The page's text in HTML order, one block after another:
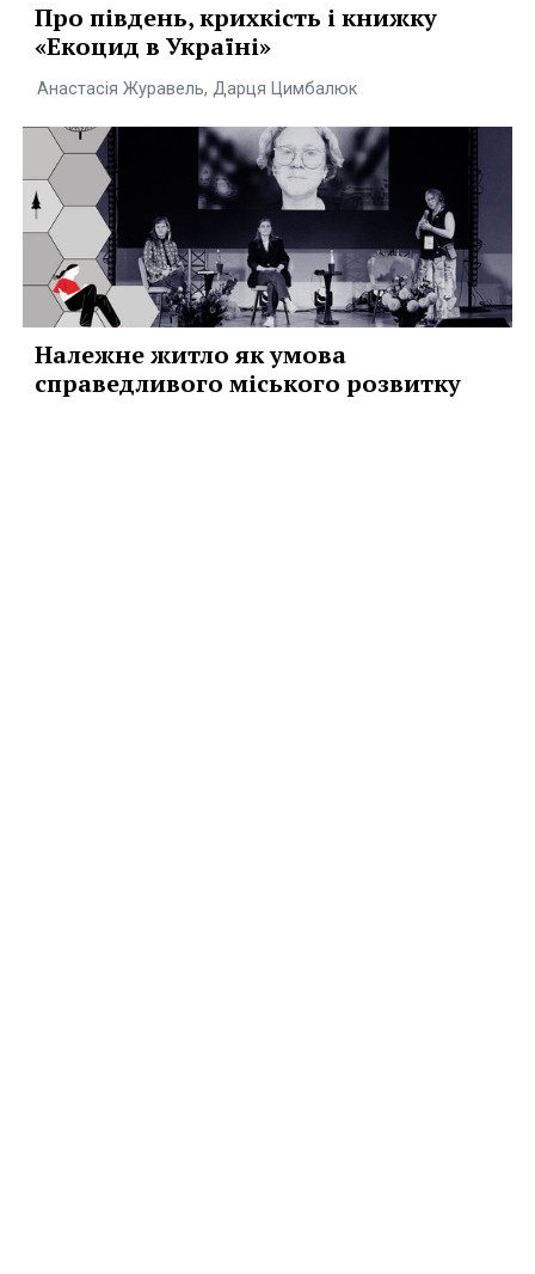
Про південь, крихкість і книжку
«Екоцид в Україні»
Анастасія Журавель, Дарця Цимбалюк
Належне житло як умова
справедливого міського розвитку